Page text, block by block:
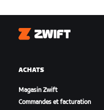
Zwift
ACHATS
Magasin Zwift
Commandes et facturation